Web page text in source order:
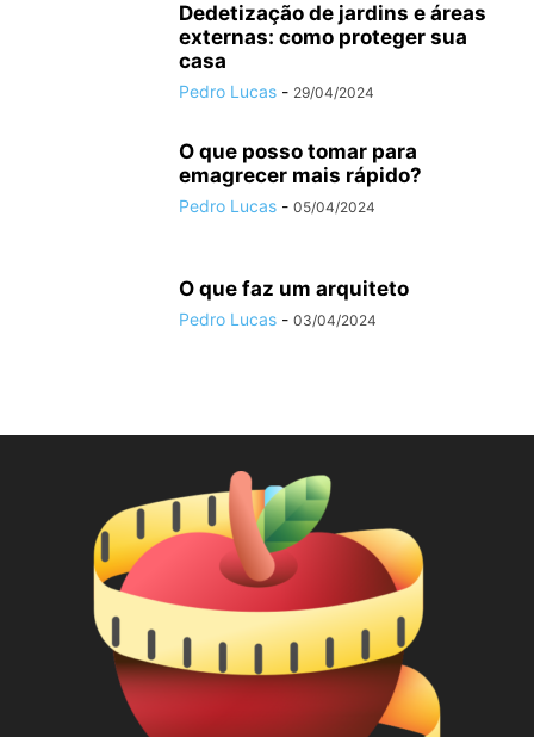
Dedetização de jardins e áreas
externas: como proteger sua
casa
Pedro Lucas - 29/04/2024
O que posso tomar para
emagrecer mais rápido?
Pedro Lucas - 05/04/2024
O que faz um arquiteto
Pedro Lucas - 03/04/2024